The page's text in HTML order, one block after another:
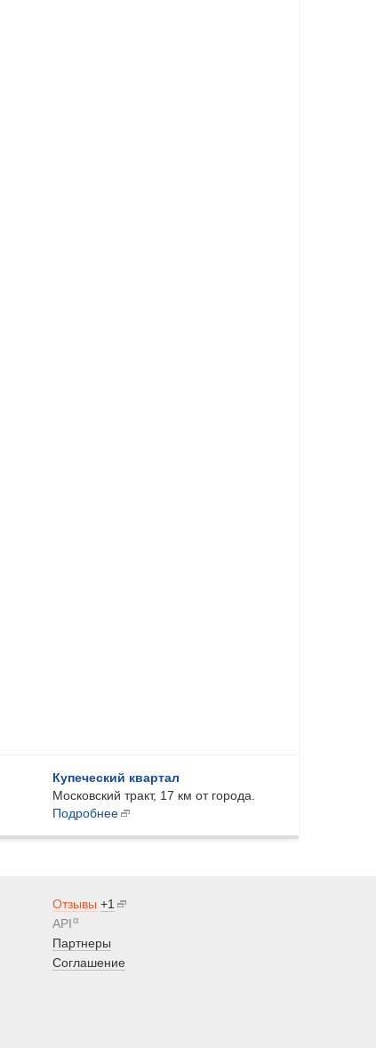
Купеческий квартал
Московский тракт, 17 км от города.
Подробнее
Отзывы +1
APIα
Партнеры
Соглашение